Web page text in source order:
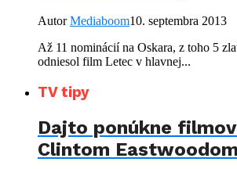
AutorMediaboom10. septembra 2013
Až 11 nominácií na Oskara, z toho 5
odniesol film Letec v hlavnej...
TV tipy
Dajto ponúkne
Clintom Eastwoodom